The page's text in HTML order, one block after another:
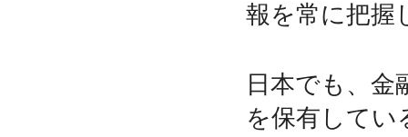
報を常に把握
日本でも、金
を保有してい